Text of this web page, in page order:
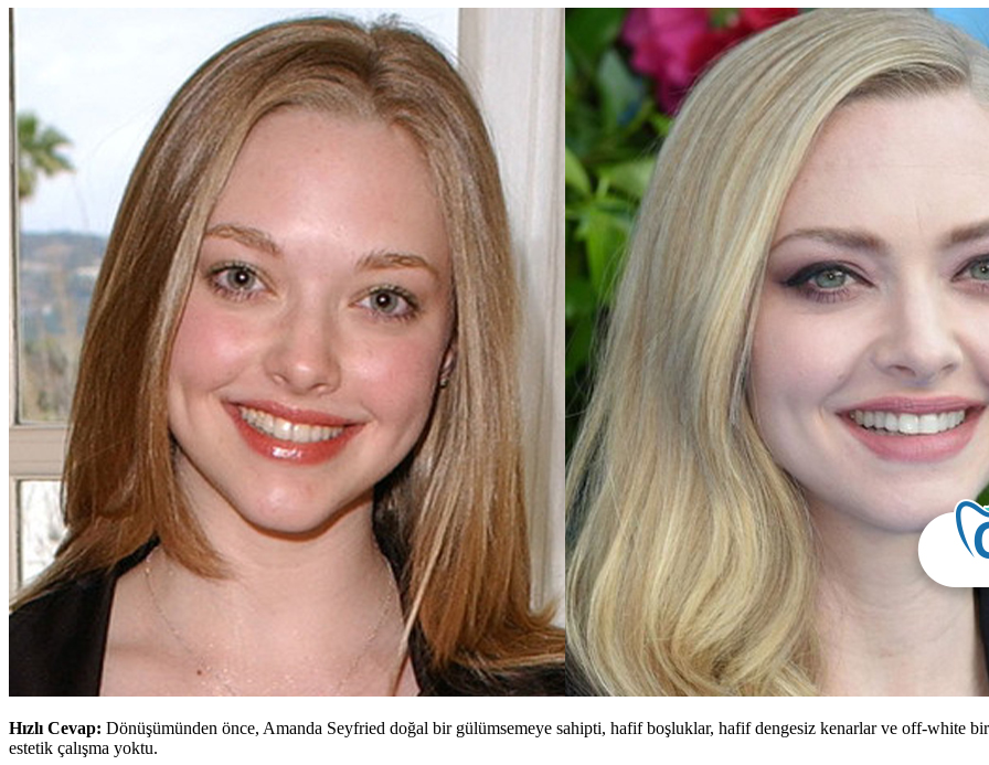
Hızlı Cevap: Dönüşümünden önce, Amanda Seyfried doğal bir gülümsemeye sahipti, hafif boşluklar, hafif dengesiz kenarlar ve off-white
estetik çalışma yoktu.